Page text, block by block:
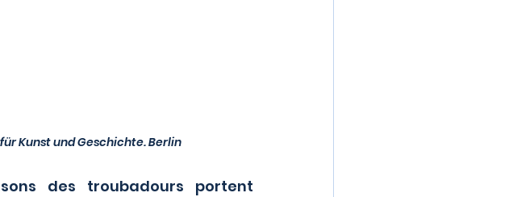
Kunst und Geschichte. Berlin